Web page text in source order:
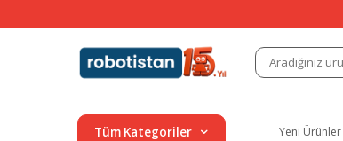
Tüm Kategoriler Yeni Ürünler